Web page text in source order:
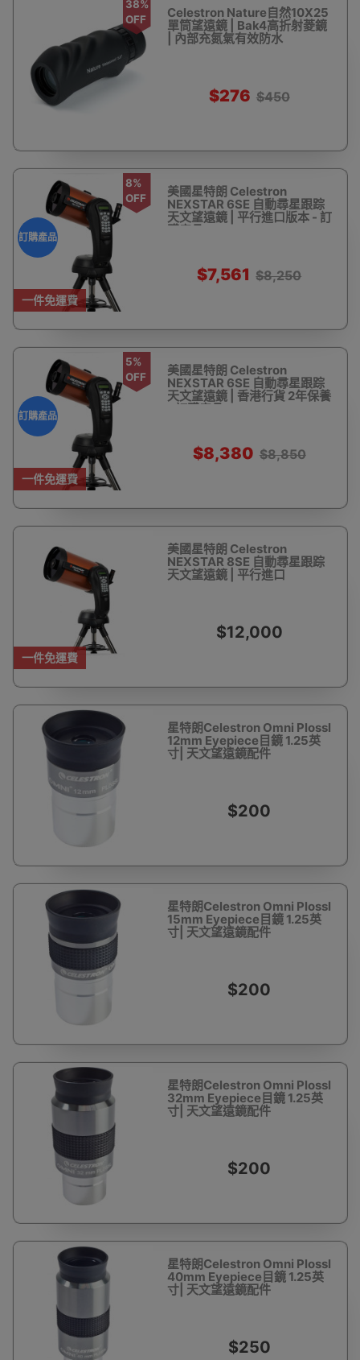
38%
OFF
Celestron Nature自然10X25
單筒望遠鏡 | Bak4高折射菱鏡
| 內部充氮氣有效防水
$276 $450
一件免運費
訂購產品
8%
OFF
美國星特朗 Celestron
NEXSTAR 6SE 自動尋星跟踪
天文望遠鏡 | 平行進口版本 - 訂
購產品
$7,561 $8,250
一件免運費
訂購產品
5%
OFF
美國星特朗 Celestron
NEXSTAR 6SE 自動尋星跟踪
天文望遠鏡 | 香港行貨 2年保養
- 訂購產品
$8,380 $8,850
一件免運費
美國星特朗 Celestron
NEXSTAR 8SE 自動尋星跟踪
天文望遠鏡 | 平行進口
$12,000
星特朗Celestron Omni Plossl
12mm Eyepiece目鏡 1.25英
寸| 天文望遠鏡配件
$200
星特朗Celestron Omni Plossl
15mm Eyepiece目鏡 1.25英
寸| 天文望遠鏡配件
$200
星特朗Celestron Omni Plossl
32mm Eyepiece目鏡 1.25英
寸| 天文望遠鏡配件
$200
星特朗Celestron Omni Plossl
40mm Eyepiece目鏡 1.25英
寸| 天文望遠鏡配件
$250